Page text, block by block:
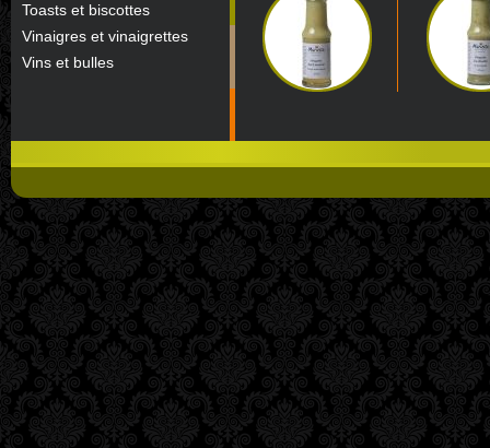
Toasts et biscottes
Vinaigres et vinaigrettes
Vins et bulles